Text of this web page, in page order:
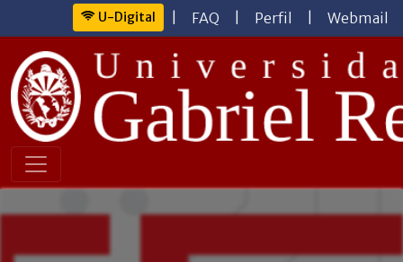
U-Digital FAQ Perfil Webmail